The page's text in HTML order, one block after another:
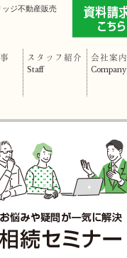
ジ不動産販売
スタッフ紹介
Staff
会社案内
Company